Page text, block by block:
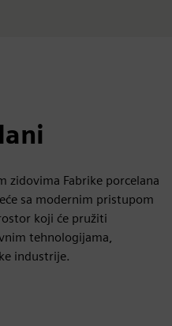
zidovima Fabrike porcelana
sa modernim pristupom
koji će pružiti
tehnologijama,
industrije.